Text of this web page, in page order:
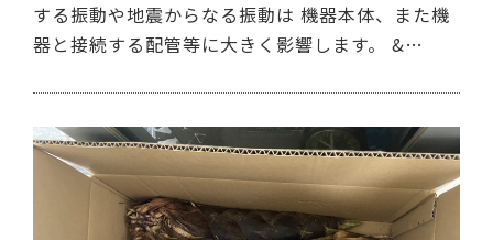
する振動や地震からなる振動は 機器本体、また機
器と接続する配管等に大きく影響します。 &…